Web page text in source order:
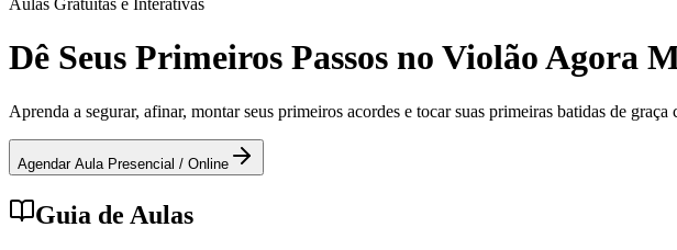
Dê Seus Primeiros Passos no Violão Agora
Aprenda a segurar, afinar, montar seus primeiros acordes e tocar suas primeiras batidas de
Agendar Aula Presencial / Online
Guia de Aulas